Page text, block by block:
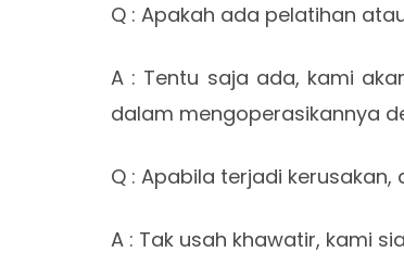
Q : Apakah ada pelatihan
A : Tentu saja ada, kami
dalam mengoperasikannya
Q : Apabila terjadi
A : Tak usah khawatir, kami